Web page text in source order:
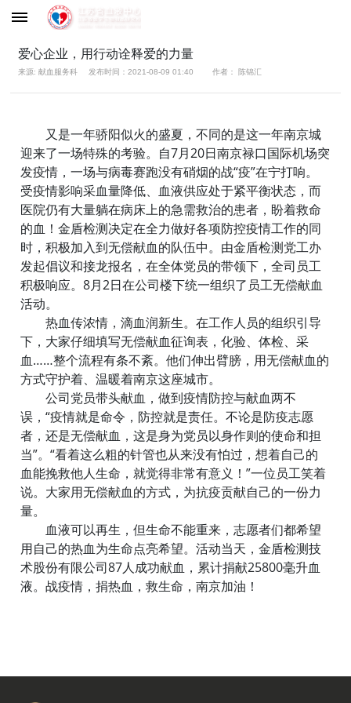
爱心企业，用行动诠释爱的力量
来源: 献血服务科 发布时间：2021-08-09 01:40 作者： 陈锦汇
又是一年骄阳似火的盛夏，不同的是这一年南京城
迎来了一场特殊的考验。自7月20日南京禄口国际机场突
发疫情，一场与病毒赛跑没有硝烟的战“疫”在宁打响。
受疫情影响采血量降低、血液供应处于紧平衡状态，而
医院仍有大量躺在病床上的急需救治的患者，盼着救命
的血！金盾检测决定在全力做好各项防控疫情工作的同
时，积极加入到无偿献血的队伍中。由金盾检测党工办
发起倡议和接龙报名，在全体党员的带领下，全司员工
积极响应。8月2日在公司楼下统一组织了员工无偿献血
活动。
热血传浓情，滴血润新生。在工作人员的组织引导
下，大家仔细填写无偿献血征询表，化验、体检、采
血……整个流程有条不紊。他们伸出臂膀，用无偿献血的
方式守护着、温暖着南京这座城市。
公司党员带头献血，做到疫情防控与献血两不
误，“疫情就是命令，防控就是责任。不论是防疫志愿
者，还是无偿献血，这是身为党员以身作则的使命和担
当”。“看着这么粗的针管也从来没有怕过，想着自己的
血能挽救他人生命，就觉得非常有意义！”一位员工笑着
说。大家用无偿献血的方式，为抗疫贡献自己的一份力
量。
血液可以再生，但生命不能重来，志愿者们都希望
用自己的热血为生命点亮希望。活动当天，金盾检测技
术股份有限公司87人成功献血，累计捐献25800毫升血
液。战疫情，捐热血，救生命，南京加油！